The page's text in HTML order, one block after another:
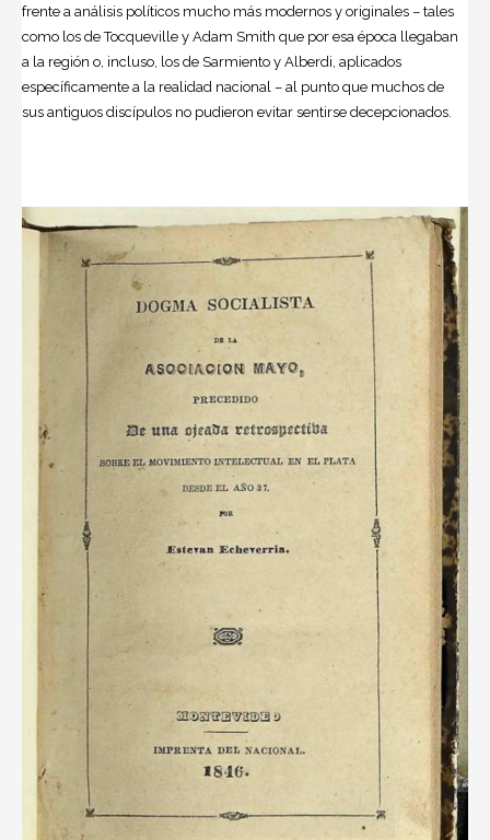
frente a análisis políticos mucho más modernos y originales – tales
como los de Tocqueville y Adam Smith que por esa época llegaban
a la región o, incluso, los de Sarmiento y Alberdi, aplicados
específicamente a la realidad nacional – al punto que muchos de
sus antiguos discípulos no pudieron evitar sentirse decepcionados.